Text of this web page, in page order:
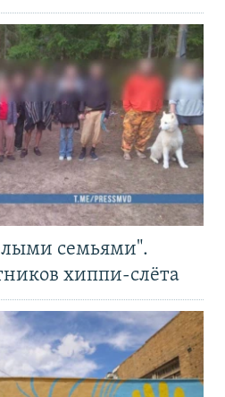
семьями".
хиппи-слёта